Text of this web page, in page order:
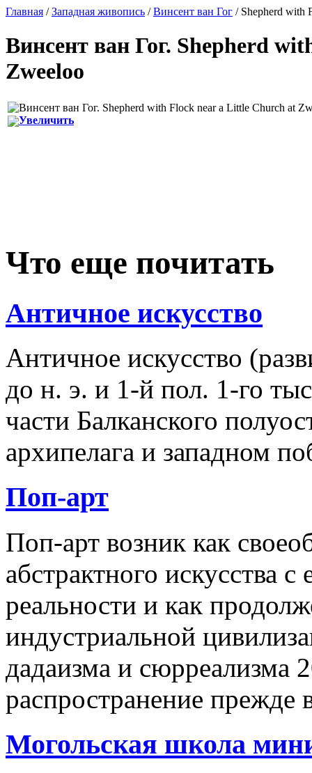
Главная /Западная живопись /Винсент ван Гог / Shepherd with
Винсент ван Гог. Shepherd
Zweeloo
Увеличить
Что еще почитать
Античное искусство
Античное искусство
до н. э. и 1-й пол. 1-го
части Балканского
архипелага и западном
Поп-арт
Поп-арт возник как
абстрактного искусства
реальности и как
индустриальной
дадаизма и сюрреализма
распространение
Могольская школа